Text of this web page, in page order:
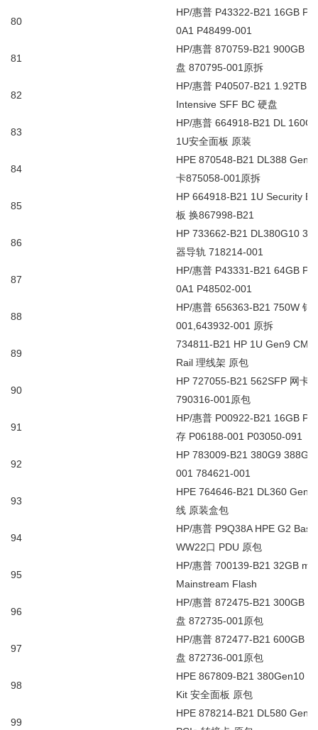
80
HP/惠普 P43322-B21 16GB
0A1 P48499-001
81
HP/惠普 870759-B21 900GB
盘 870795-001 原拆
82
HP/惠普 P40507-B21 1.92TB
Intensive SFF BC 硬盘
83
HP/惠普 664918-B21 DL
1U安全面板 原装
84
HPE 870548-B21 DL388
卡875058-001 原拆
85
HP 664918-B21 1U Security
板 换867998-B21
86
HP 733662-B21 DL380G10
器导轨 718214-001
87
HP/惠普 P43331-B21 64GB
0A1 P48502-001
88
HP/惠普 656363-B21 750W 铂
001,643932-001 原拆
89
734811-B21 HP 1U Gen9
Rail 理线架 原包
90
HP 727055-B21 562SFP 网卡
790316-001 原包
91
HP/惠普 P00922-B21 16GB
存 P06188-001 P03050-091
92
HP 783009-B21 380G9 388G9
001 784621-001
93
HPE 764646-B21 DL360 Gen9
线 原装盒包
94
HP/惠普 P9Q38A HPE G2
WW22口 PDU 原包
95
HP/惠普 700139-B21 32GB
Mainstream Flash
96
HP/惠普 872475-B21 300GB
盘 872735-001 原包
97
HP/惠普 872477-B21 600GB
盘 872736-001 原包
98
HPE 867809-B21 380Gen10
Kit 安全面板 原包
99
HPE 878214-B21 DL580